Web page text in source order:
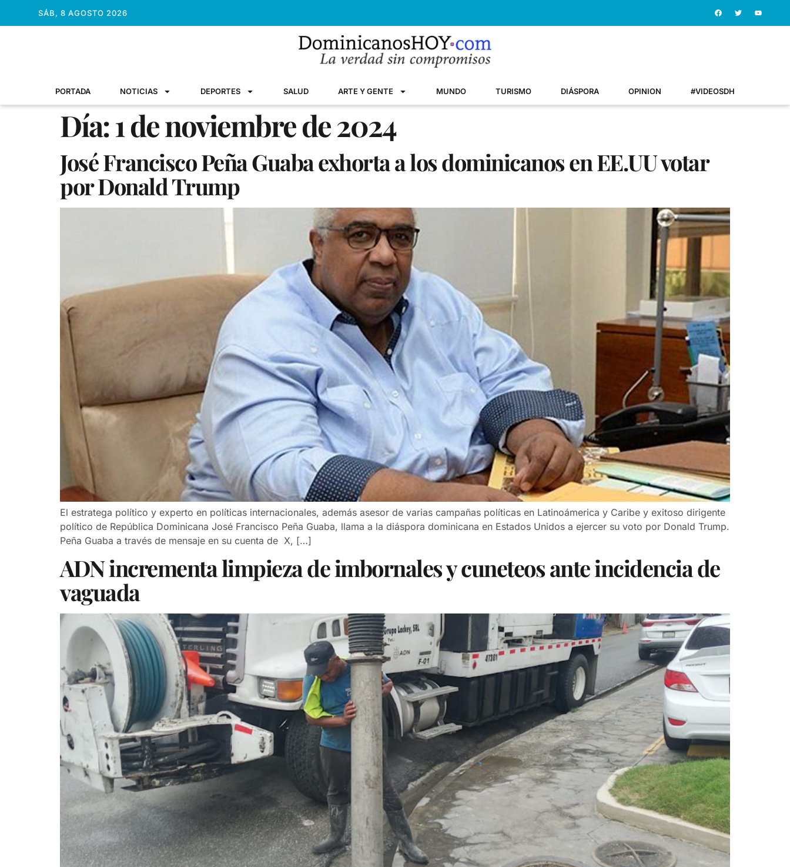
SÁB, 8 AGOSTO 2026
PORTADA NOTICIAS DEPORTES SALUD ARTE Y GENTE MUNDO TURISMO DIÁSPORA OPINION #VIDEOSDH
Día:1 de noviembre de 2024
José Francisco Peña Guaba exhorta a los dominicanos en EE.UU votar
por Donald Trump
El estratega político y experto en políticas internacionales, además asesor de varias campañas políticas en Latinoámerica y Caribe y exitoso dirigente
político de República Dominicana José Francisco Peña Guaba, llama a la diáspora dominicana en Estados Unidos a ejercer su voto por Donald Trump.
Peña Guaba a través de mensaje en su cuenta de X, […]
ADN incrementa limpieza de imbornales y cuneteos ante incidencia de
vaguada